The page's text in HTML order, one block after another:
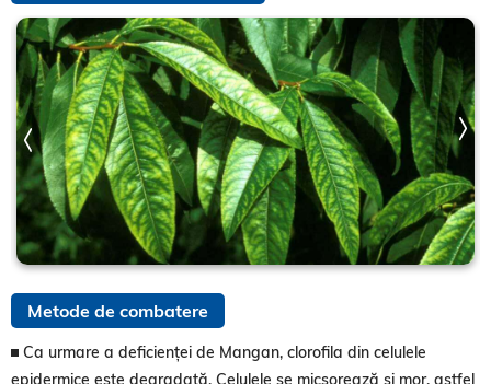
Metode de combatere
Ca urmare a deficienței de Mangan, clorofila din celulele
epidermice este degradată. Celulele se micșorează și mor, astfel